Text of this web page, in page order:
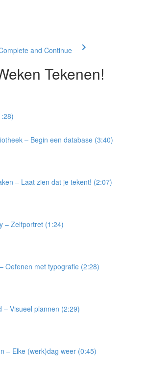
and Continue
Tekenen!
– Begin een database (3:40)
– Laat zien dat je tekent! (2:07)
– Zelfportret (1:24)
Oefenen met typografie (2:28)
– Visueel plannen (2:29)
– Elke (werk)dag weer (0:45)